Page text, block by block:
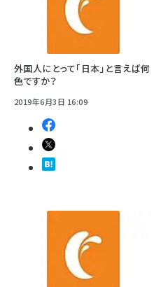
外国人にとって「日本」と言えば何
色ですか？
2019年6月3日 16:09